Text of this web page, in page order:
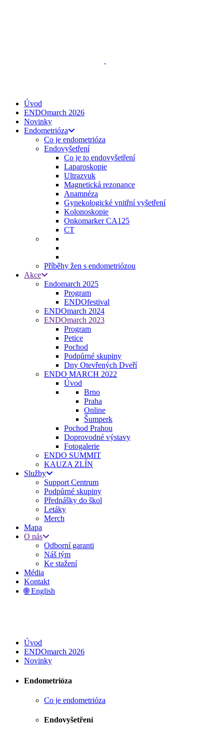
Úvod
ENDOmarch 2026
Novinky
Endometrióza
Co je endometrióza
Endovyšetření
Co je to endovyšetření
Laparoskopie
Ultrazvuk
Magnetická rezonance
Anamnéza
Gynekologické vnitřní vyšetření
Kolonoskopie
Onkomarker CA125
CT
Příběhy žen s endometriózou
Akce
Endomarch 2025
Program
ENDOfestival
ENDOmarch 2024
ENDOmarch 2023
Program
Petice
Pochod
Podpůrné skupiny
Dny Otevřených Dveří
ENDO MARCH 2022
Úvod
Brno
Praha
Online
Šumperk
Pochod Prahou
Doprovodné výstavy
Fotogalerie
ENDO SUMMIT
KAUZA ZLÍN
Služby
Support Centrum
Podpůrné skupiny
Přednášky do škol
Letáky
Merch
Mapa
O nás
Odborní garanti
Náš tým
Ke stažení
Média
Kontakt
🌐 English
Úvod
ENDOmarch 2026
Novinky
Endometrióza
Co je endometrióza
Endovyšetření